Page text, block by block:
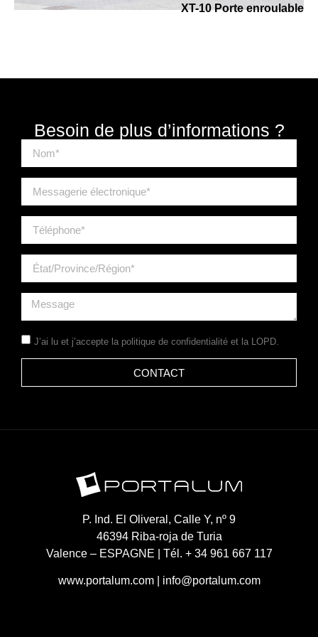
XT-10 Porte enroulable
Besoin de plus d’informations ?
J’ai lu et j’accepte la politique de confidentialité et la LOPD.
CONTACT
P. Ind. El Oliveral, Calle Y, nº 9
46394 Riba-roja de Turia
Valence – ESPAGNE | Tél. + 34 961 667 117
www.portalum.com| info@portalum.com